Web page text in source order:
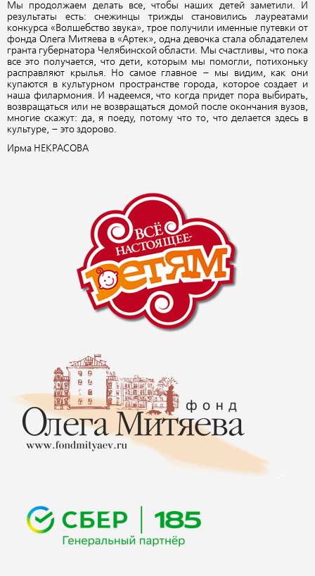
Мы продолжаем делать все, чтобы наших детей заметили. И
результаты есть: снежинцы трижды становились лауреатами
конкурса «Волшебство звука», трое получили именные путевки от
фонда Олега Митяева в «Артек», одна девочка стала обладателем
гранта губернатора Челябинской области. Мы счастливы, что пока
все это получается, что дети, которым мы помогли, потихоньку
расправляют крылья. Но самое главное – мы видим, как они
купаются в культурном пространстве города, которое создает и
наша филармония. И надеемся, что когда придет пора выбирать,
возвращаться или не возвращаться домой после окончания вузов,
многие скажут: да, я поеду, потому что то, что делается здесь в
культуре, – это здорово.
Ирма НЕКРАСОВА